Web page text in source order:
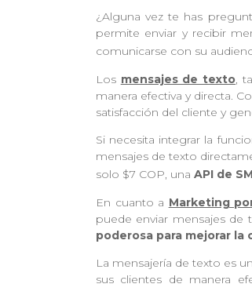
¿Alguna vez te has
permite enviar y recibir
comunicarse con su
Los mensajes de texto,
manera efectiva y directa.
satisfacción del cliente y
Si necesita integrar la
mensajes de texto
solo $7 COP, una API de
En cuanto a Marketing
puede enviar mensajes de
poderosa para mejorar la
La mensajería de texto es
sus clientes de manera